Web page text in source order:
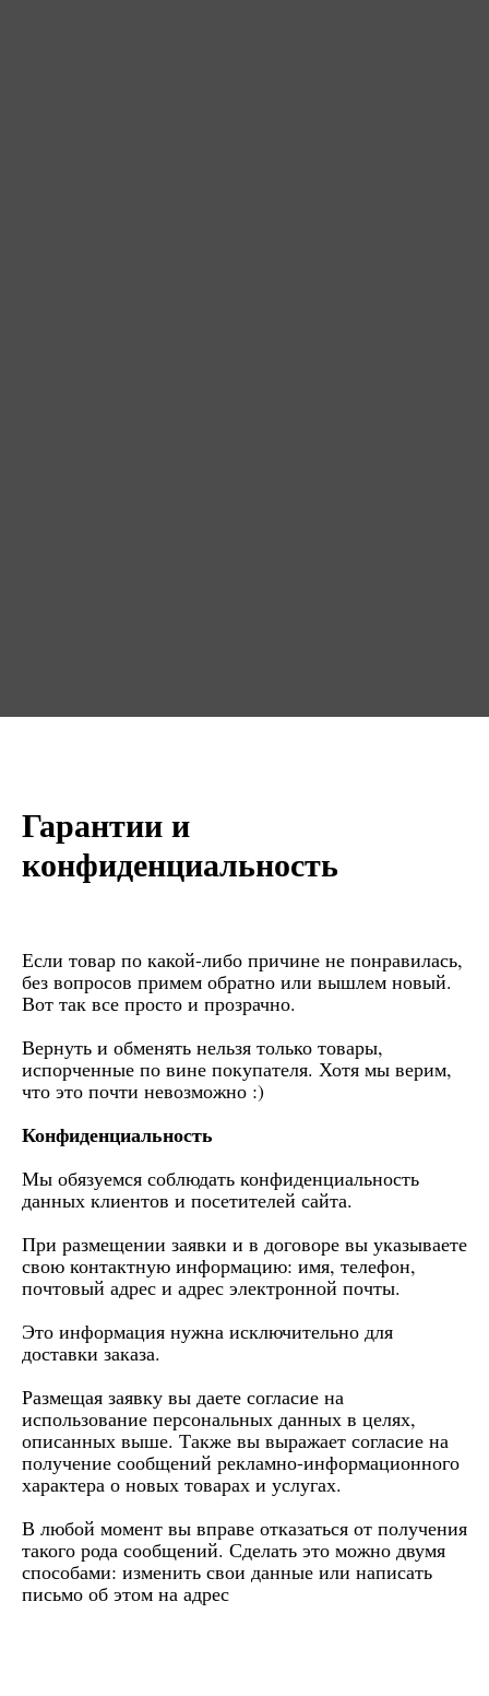
Гарантии и
конфиденциальность
Если товар по какой-либо причине не понравилась,
без вопросов примем обратно или вышлем новый.
Вот так все просто и прозрачно.
Вернуть и обменять нельзя только товары,
испорченные по вине покупателя. Хотя мы верим,
что это почти невозможно :)
Конфиденциальность
Мы обязуемся соблюдать конфиденциальность
данных клиентов и посетителей сайта.
При размещении заявки и в договоре вы указываете
свою контактную информацию: имя, телефон,
почтовый адрес и адрес электронной почты.
Это информация нужна исключительно для
доставки заказа.
Размещая заявку вы даете согласие на
использование персональных данных в целях,
описанных выше. Также вы выражает согласие на
получение сообщений рекламно-информационного
характера о новых товарах и услугах.
В любой момент вы вправе отказаться от получения
такого рода сообщений. Сделать это можно двумя
способами: изменить свои данные или написать
письмо об этом на адрес